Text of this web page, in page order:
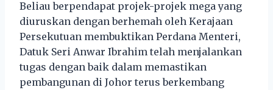
Beliau berpendapat projek-projek mega yang
diuruskan dengan berhemah oleh Kerajaan
Persekutuan membuktikan Perdana Menteri,
Datuk Seri Anwar Ibrahim telah menjalankan
tugas dengan baik dalam memastikan
pembangunan di Johor terus berkembang